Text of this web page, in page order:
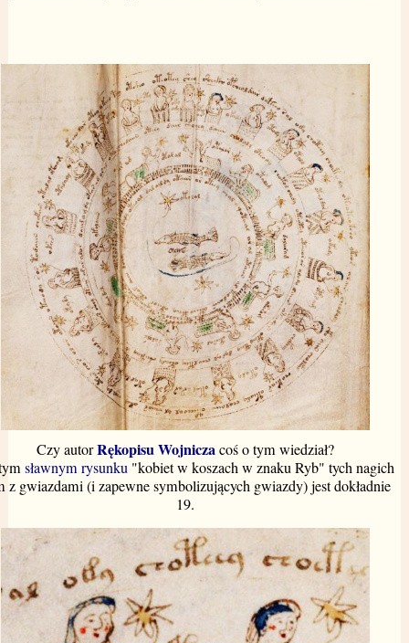
Czy autorRękopisu Wojniczacoś o tym wiedział?
sławnym rysunku"kobiet w koszach w znaku Ryb" tych nagich
z gwiazdami (i zapewne symbolizujących gwiazdy) jest dokładnie
19.